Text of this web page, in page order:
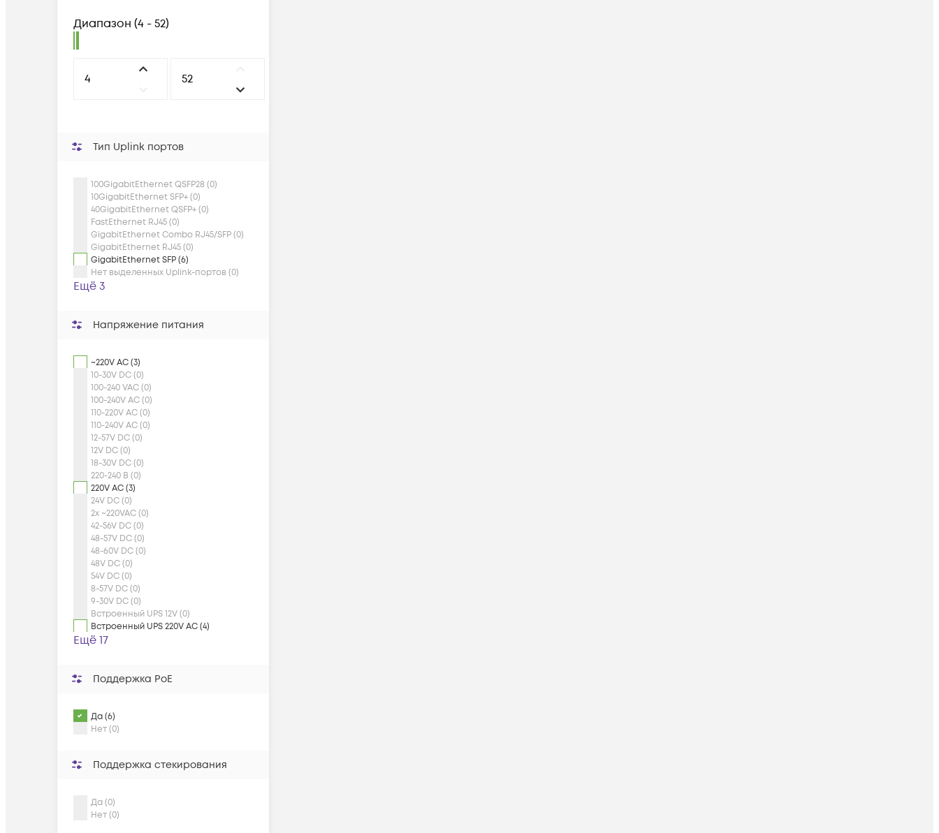
Диапазон (4 - 52)
Тип Uplink портов
100GigabitEthernet QSFP28 (0)
10GigabitEthernet SFP+ (0)
40GigabitEthernet QSFP+ (0)
FastEthernet RJ45 (0)
GigabitEthernet Combo RJ45/SFP (0)
GigabitEthernet RJ45 (0)
GigabitEthernet SFP (6)
Нет выделенных Uplink-портов (0)
Ещё 3
Напряжение питания
~220V AC (3)
10-30V DC (0)
100-240 VAC (0)
100-240V AC (0)
110-220V AC (0)
110-240V AC (0)
12-57V DC (0)
12V DC (0)
18-30V DC (0)
220-240 В (0)
220V AC (3)
24V DC (0)
2x ~220VAC (0)
42-56V DC (0)
48-57V DC (0)
48-60V DC (0)
48V DC (0)
54V DC (0)
8-57V DC (0)
9-30V DC (0)
Встроенный UPS 12V (0)
Встроенный UPS 220V AC (4)
Ещё 17
Поддержка PoE
Да (6)
Нет (0)
Поддержка стекирования
Да (0)
Нет (0)